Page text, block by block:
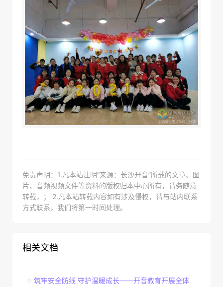
免责声明：1.凡本站注明“来源：长沙开音”所载的文章、图
片、音频视频文件等资料的版权归本中心所有，请务随意
转载，； 2.凡本站转载内容如有涉及侵权，请与站内联系
方式联系，我们将第一时间处理。
相关文档
筑牢安全防线 守护温暖成长——开音教育开展全体